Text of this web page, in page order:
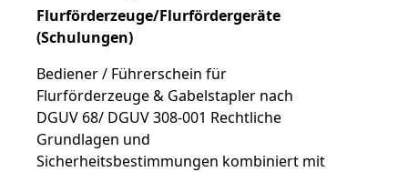
Flurförderzeuge/Flurfördergeräte
(Schulungen)
Bediener / Führerschein für
Flurförderzeuge & Gabelstapler nach
DGUV 68/ DGUV 308-001 Rechtliche
Grundlagen und
Sicherheitsbestimmungen kombiniert mit